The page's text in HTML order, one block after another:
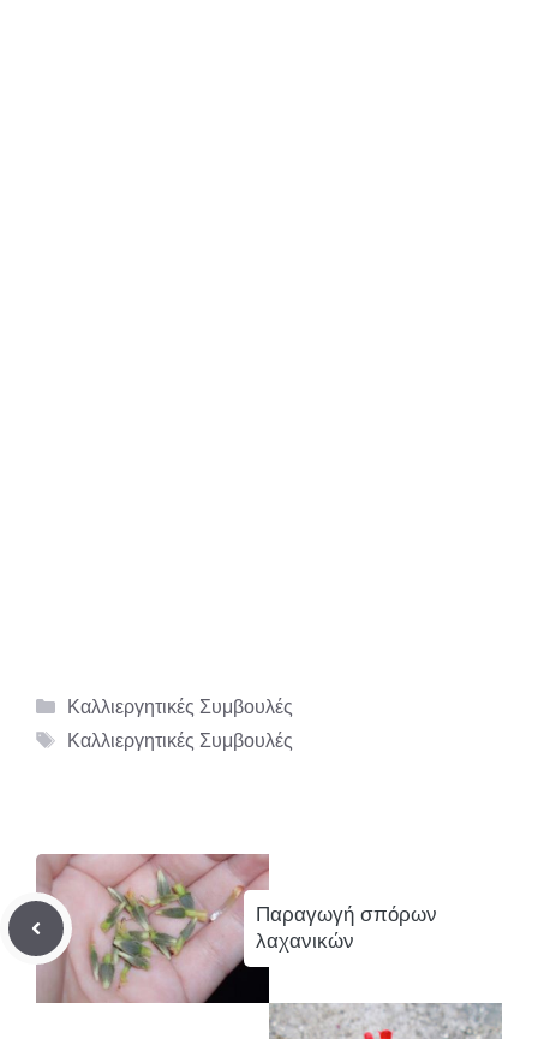
Κατηγορίες
Καλλιεργητικές Συμβουλές
Ετικέτες
Καλλιεργητικές Συμβουλές
Παραγωγή σπόρων
λαχανικών